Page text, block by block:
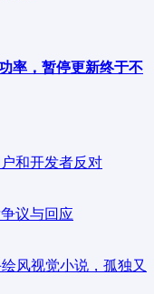
率，暂停更新终于不
和开发者反对
议与回应
风视觉小说，孤独又